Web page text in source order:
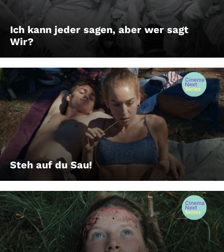
Ich kann jeder sagen, aber wer sagt
Wir?
Steh auf du Sau!